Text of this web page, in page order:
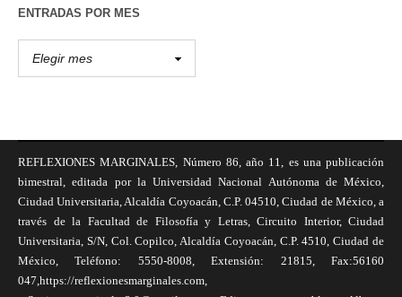
ENTRADAS POR MES
REFLEXIONES MARGINALES, Número 86, año 11, es una publicación
bimestral, editada por la Universidad Nacional Autónoma de México,
Ciudad Universitaria, Alcaldía Coyoacán, C.P. 04510, Ciudad de México, a
través de la Facultad de Filosofía y Letras, Circuito Interior, Ciudad
Universitaria, S/N, Col. Copilco, Alcaldía Coyoacán, C.P. 4510, Ciudad de
México, Teléfono: 5550-8008, Extensión: 21815, Fax:56160
047,https://reflexionesmarginales.com,